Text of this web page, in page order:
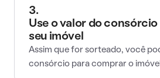
3.
Use o valor do
seu imóvel
Assim que for sorteado, você
consórcio para comprar o